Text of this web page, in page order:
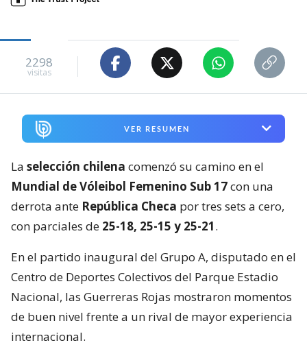
2298
visitas
VER RESUMEN
La selección chilena comenzó su camino en el
Mundial de Vóleibol Femenino Sub 17con una
derrota ante República Checa por tres sets a cero,
con parciales de 25-18, 25-15 y 25-21.
En el partido inaugural del Grupo A, disputado en el
Centro de Deportes Colectivos del Parque Estadio
Nacional, las Guerreras Rojas mostraron momentos
de buen nivel frente a un rival de mayor experiencia
internacional.